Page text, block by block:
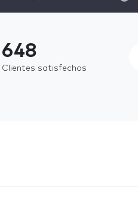
648
Clientes satisfechos